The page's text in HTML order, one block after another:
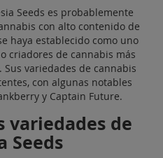
Seeds es probablemente
con alto contenido de
haya establecido como uno
criadores de cannabis más
variedades de cannabis
con algunas notables
y Captain Future.
variedades de
Seeds